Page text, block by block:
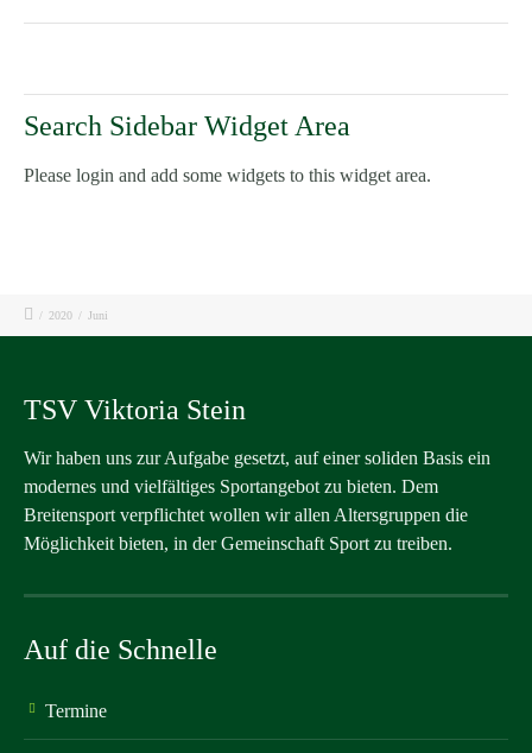
Search Sidebar Widget Area
Please login and add some widgets to this widget area.
/ 2020 / Juni
TSV Viktoria Stein
Wir haben uns zur Aufgabe gesetzt, auf einer soliden Basis ein
modernes und vielfältiges Sportangebot zu bieten. Dem
Breitensport verpflichtet wollen wir allen Altersgruppen die
Möglichkeit bieten, in der Gemeinschaft Sport zu treiben.
Auf die Schnelle
Termine